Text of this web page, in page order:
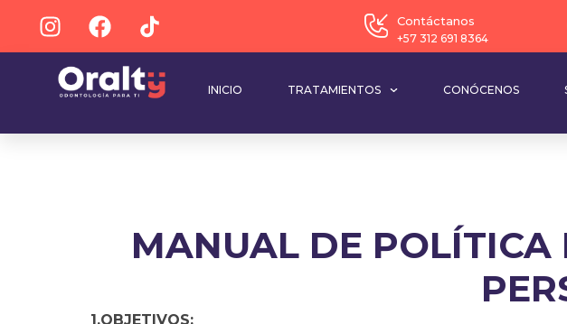
Contáctanos
+57 312 691 8364
INICIO TRATAMIENTOS CONÓCENOS
MANUAL DE POLÍTICA
1.OBJETIVOS: